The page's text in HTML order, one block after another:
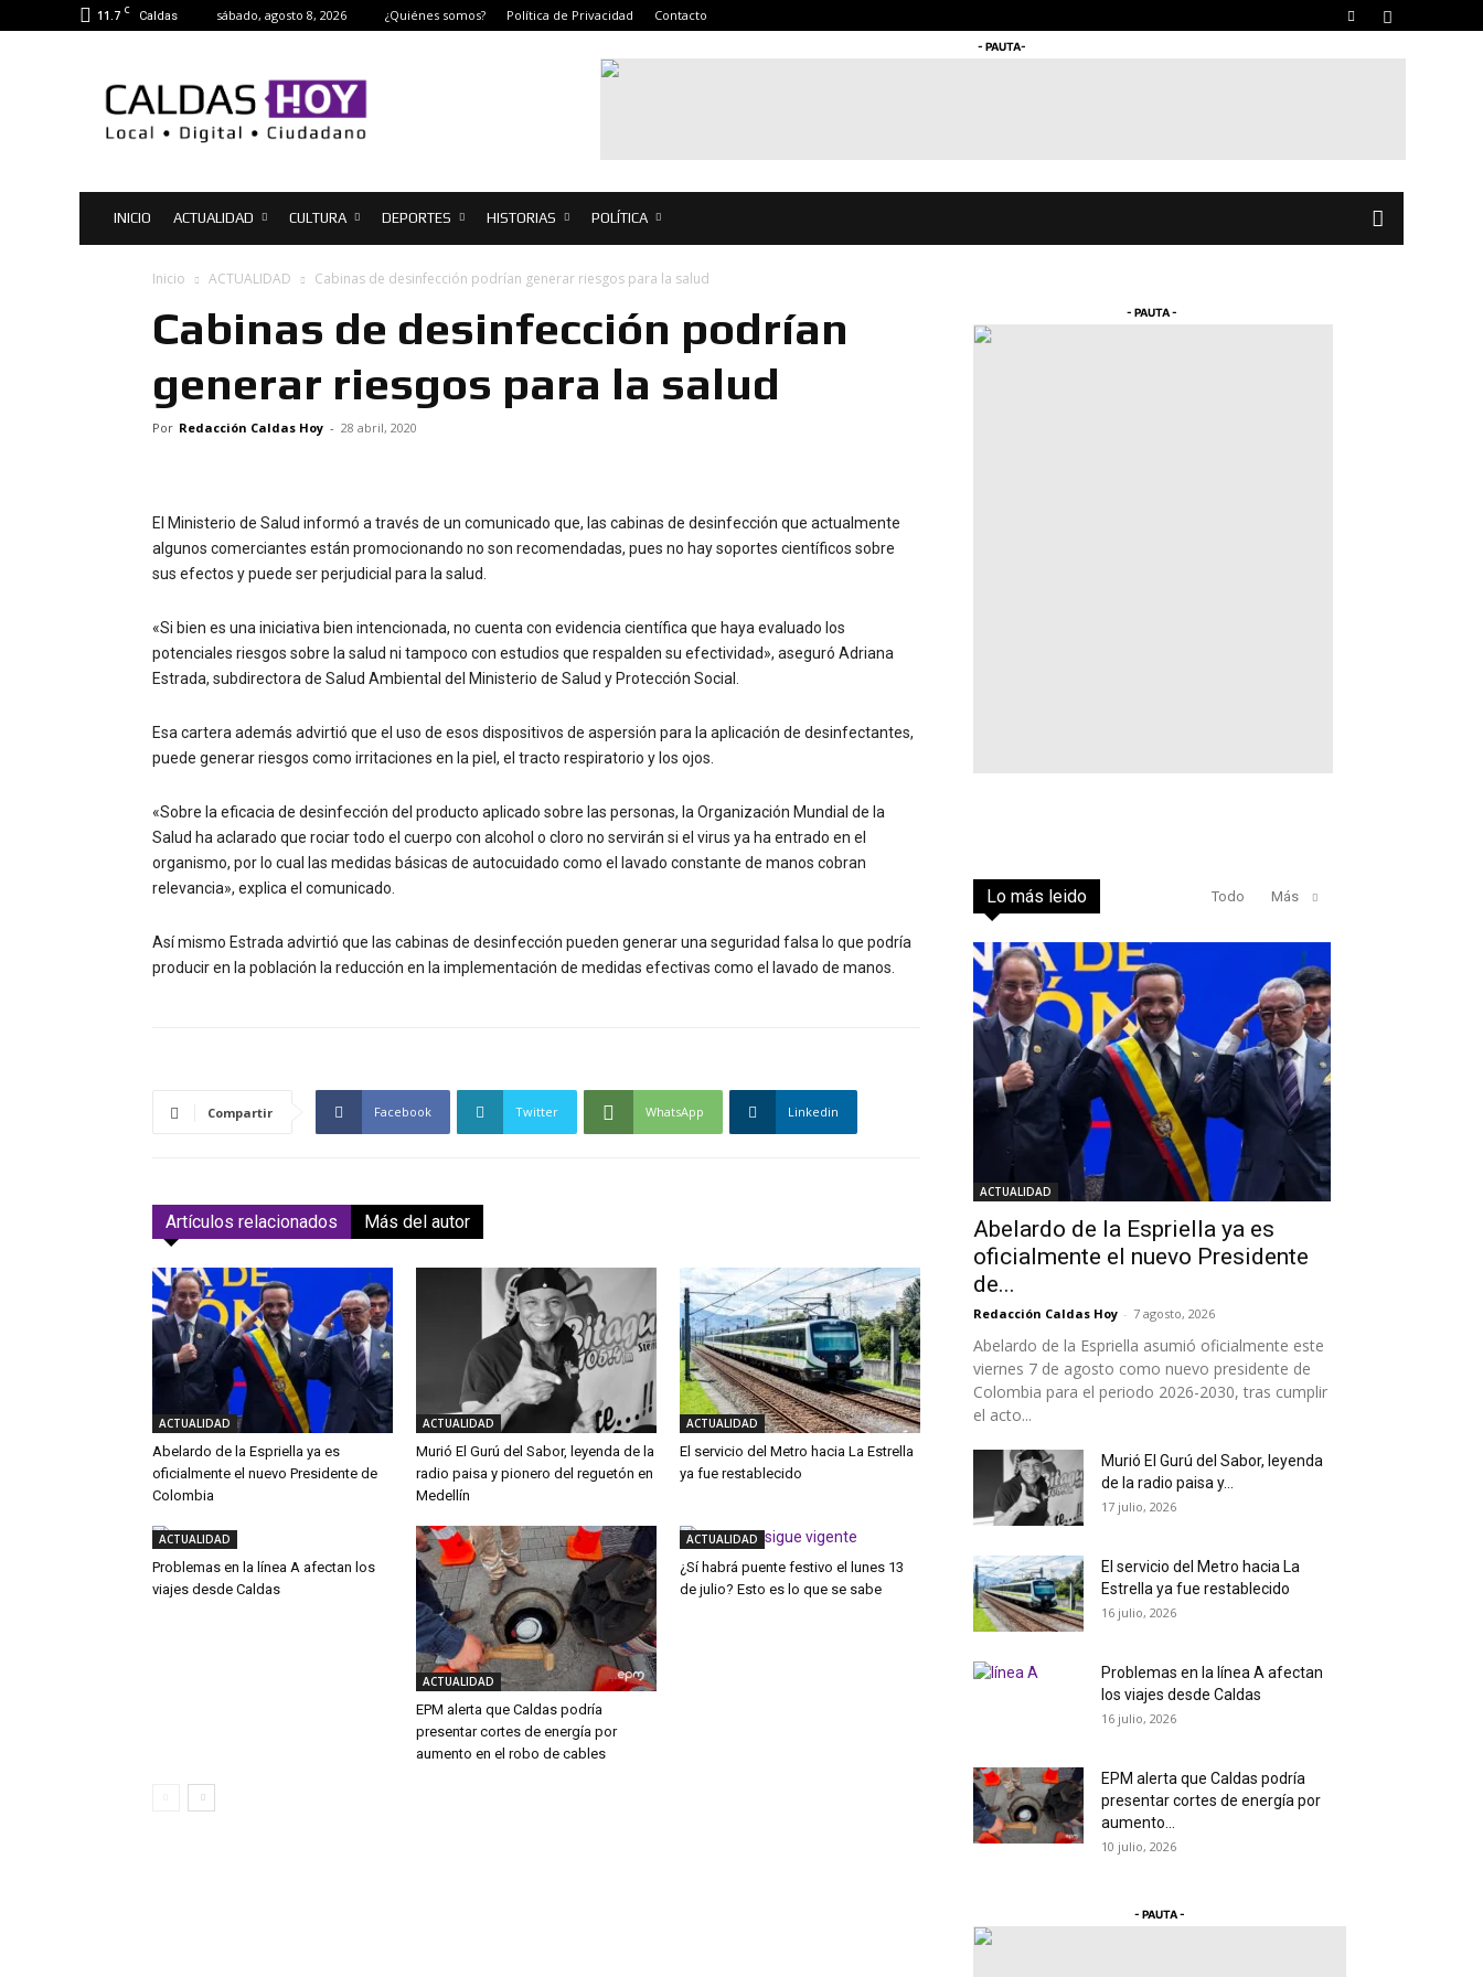
11.7 C Caldas sábado, agosto 8, 2026 ¿Quiénes somos? Política de Privacidad Contacto
Hoy
|
Noticias
Caldas
- PAUTA-
INICIO ACTUALIDAD CULTURA DEPORTES HISTORIAS POLÍTICA
Inicio ACTUALIDAD Cabinas de desinfección podrían generar riesgos para la salud
Cabinas de desinfección podrían
generar riesgos para la salud
Por Redacción Caldas Hoy - 28 abril, 2020
El Ministerio de Salud informó a través de un comunicado que, las cabinas de desinfección que actualmente
algunos comerciantes están promocionando no son recomendadas, pues no hay soportes científicos sobre
sus efectos y puede ser perjudicial para la salud.
«Si bien es una iniciativa bien intencionada, no cuenta con evidencia científica que haya evaluado los
potenciales riesgos sobre la salud ni tampoco con estudios que respalden su efectividad», aseguró Adriana
Estrada, subdirectora de Salud Ambiental del Ministerio de Salud y Protección Social.
Esa cartera además advirtió que el uso de esos dispositivos de aspersión para la aplicación de desinfectantes,
puede generar riesgos como irritaciones en la piel, el tracto respiratorio y los ojos.
«Sobre la eficacia de desinfección del producto aplicado sobre las personas, la Organización Mundial de la
Salud ha aclarado que rociar todo el cuerpo con alcohol o cloro no servirán si el virus ya ha entrado en el
organismo, por lo cual las medidas básicas de autocuidado como el lavado constante de manos cobran
relevancia», explica el comunicado.
Así mismo Estrada advirtió que las cabinas de desinfección pueden generar una seguridad falsa lo que podría
producir en la población la reducción en la implementación de medidas efectivas como el lavado de manos.
Compartir Facebook Twitter WhatsApp Linkedin
Artículos relacionados Más del autor
ACTUALIDAD
Abelardo de la Espriella ya es
oficialmente el nuevo Presidente de
Colombia
ACTUALIDAD
Murió El Gurú del Sabor, leyenda de la
radio paisa y pionero del reguetón en
Medellín
ACTUALIDAD
El servicio del Metro hacia La Estrella
ya fue restablecido
ACTUALIDAD
Problemas en la línea A afectan los
viajes desde Caldas
ACTUALIDAD
EPM alerta que Caldas podría
presentar cortes de energía por
aumento en el robo de cables
ACTUALIDAD
¿Sí habrá puente festivo el lunes 13
de julio? Esto es lo que se sabe
- PAUTA -
Lo más leido Todo Más
ACTUALIDAD
Abelardo de la Espriella ya es
oficialmente el nuevo Presidente
de...
Redacción Caldas Hoy - 7 agosto, 2026
Abelardo de la Espriella asumió oficialmente este
viernes 7 de agosto como nuevo presidente de
Colombia para el periodo 2026-2030, tras cumplir
el acto...
Murió El Gurú del Sabor, leyenda
de la radio paisa y...
17 julio, 2026
El servicio del Metro hacia La
Estrella ya fue restablecido
16 julio, 2026
Problemas en la línea A afectan
los viajes desde Caldas
16 julio, 2026
EPM alerta que Caldas podría
presentar cortes de energía por
aumento...
10 julio, 2026
- PAUTA -